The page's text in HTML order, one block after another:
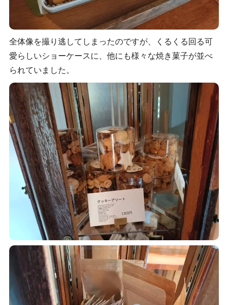
全体像を撮り逃してしまったのですが、くるくる回る可
愛らしいショーケースに、他にも様々な焼き菓子が並べ
られていました。